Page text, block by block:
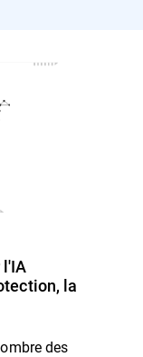
l'IA
la
des